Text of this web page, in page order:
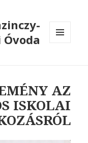
AZ
ISKOLAI